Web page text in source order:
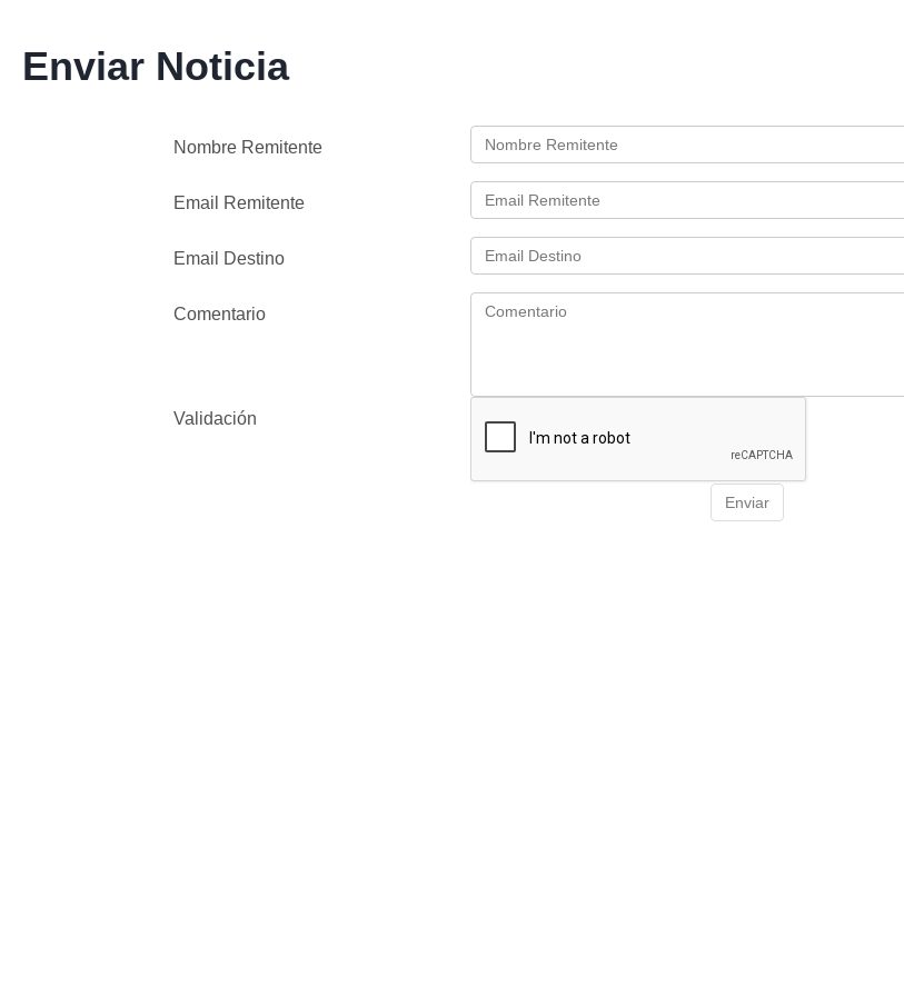
Enviar Noticia
Nombre Remitente
Email Remitente
Email Destino
Comentario
Validación